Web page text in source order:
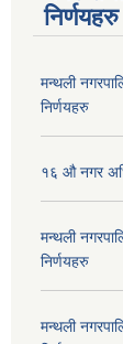
निर्णयहरु
मन्थली
निर्णयहरु
१६ औ नगर
मन्थली
निर्णयहरु
मन्थली